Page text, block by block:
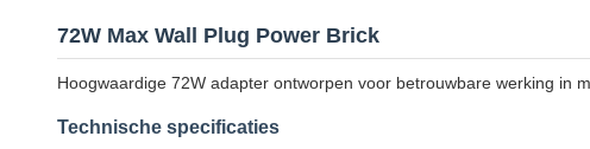
72W Max Wall Plug Power Brick
Hoogwaardige 72W adapter ontworpen voor betrouwbare werking in
Technische specificaties